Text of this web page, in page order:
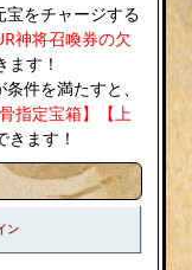
をチャージする
神将召喚券の欠
す！
件を満たすと、
指定宝箱】【上
ます！
ン